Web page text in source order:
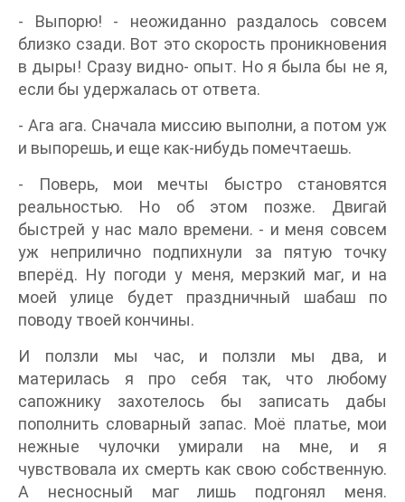
- Выпорю! - неожиданно раздалось совсем
близко сзади. Вот это скорость проникновения
в дыры! Сразу видно- опыт. Но я была бы не я,
если бы удержалась от ответа.
- Ага ага. Сначала миссию выполни, а потом уж
и выпорешь, и еще как-нибудь помечтаешь.
- Поверь, мои мечты быстро становятся
реальностью. Но об этом позже. Двигай
быстрей у нас мало времени. - и меня совсем
уж неприлично подпихнули за пятую точку
вперёд. Ну погоди у меня, мерзкий маг, и на
моей улице будет праздничный шабаш по
поводу твоей кончины.
И ползли мы час, и ползли мы два, и
материлась я про себя так, что любому
сапожнику захотелось бы записать дабы
пополнить словарный запас. Моё платье, мои
нежные чулочки умирали на мне, и я
чувствовала их смерть как свою собственную.
А несносный маг лишь подгонял меня.